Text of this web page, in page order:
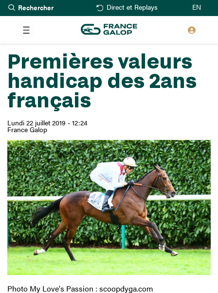
Aller
au
contenu
principal
Rechercher Direct et Replays EN
Premières valeurs
handicap des 2ans
français
Lundi 22 juillet 2019 - 12:24
France Galop
Photo My Love's Passion : scoopdyga.com